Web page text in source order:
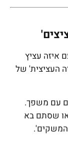
איזה עציץ
העציצית' של
עם משפך.
שסתם בא